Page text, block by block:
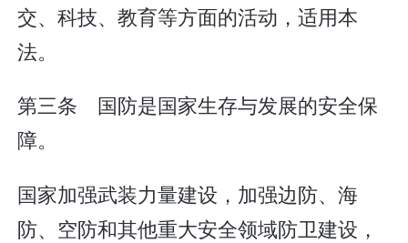
交、科技、教育等方面的活动，适用本
法。
第三条 国防是国家生存与发展的安全保
障。
国家加强武装力量建设，加强边防、海
防、空防和其他重大安全领域防卫建设，